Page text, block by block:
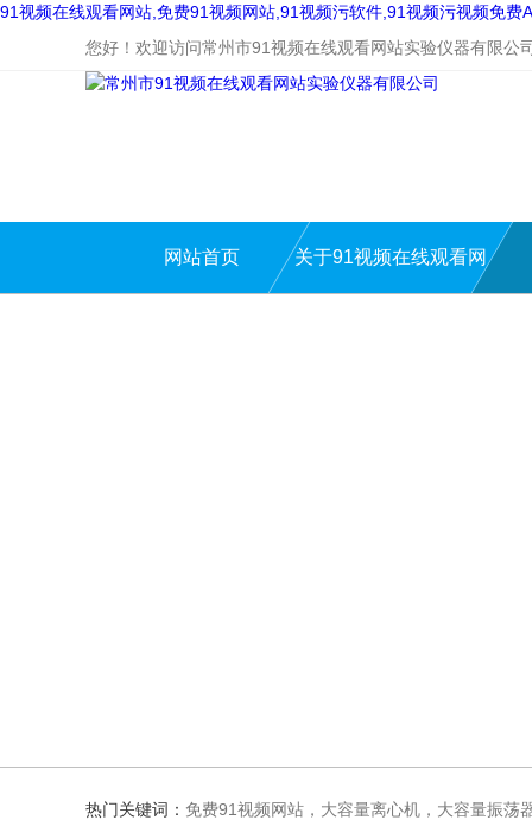
91视频在线观看网站,免费91视频网站,91视频污软件,91视频污视频免费
您好！欢迎访问常州市91视频在线观看网站实验仪器有限公
网站首页 关于91视频在线观看网
热门关键词： 免费91视频网站，大容量离心机，大容量振荡器，高速冷冻离心机，生化、光照、振荡培养箱，磁力搅